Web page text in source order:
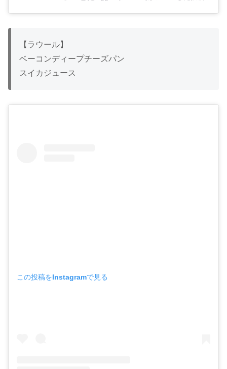
【ラウール】
ベーコンディープチーズパン
スイカジュース
この投稿をInstagramで見る